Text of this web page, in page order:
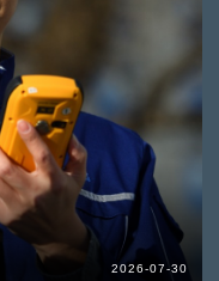
2026-07-30